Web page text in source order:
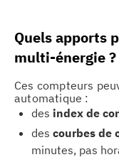
Quels apports
multi-énergie ?
Ces compteurs
automatique :
des index de
des courbes de
minutes, pas